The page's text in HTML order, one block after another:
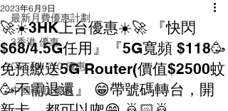
最新月費優惠計劃
3香港 優惠
CSL和1010 優惠
中國移動 優惠
🚀☀️3HK上台優惠☀️🚀 『快閃
$68/4.5G任用』『5G寬頻 $118🥳
免預繳送5G Router(價值$2500蚊
🥳不需退還』 😁帶號碼轉台，開
2023年6月9日